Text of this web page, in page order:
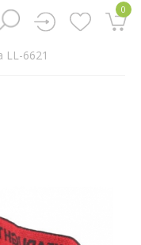
0
LL-6621